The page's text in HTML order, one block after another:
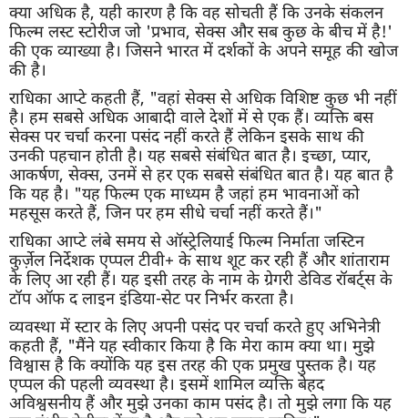
क्या अधिक है, यही कारण है कि वह सोचती हैं कि उनके संकलन
फिल्म लस्ट स्टोरीज जो 'प्रभाव, सेक्स और सब कुछ के बीच में है!'
की एक व्याख्या है। जिसने भारत में दर्शकों के अपने समूह की खोज
की है।
राधिका आप्टे कहती हैं, "वहां सेक्स से अधिक विशिष्ट कुछ भी नहीं
है। हम सबसे अधिक आबादी वाले देशों में से एक हैं। व्यक्ति बस
सेक्स पर चर्चा करना पसंद नहीं करते हैं लेकिन इसके साथ की
उनकी पहचान होती है। यह सबसे संबंधित बात है। इच्छा, प्यार,
आकर्षण, सेक्स, उनमें से हर एक सबसे संबंधित बात है। यह बात है
कि यह है। "यह फिल्म एक माध्यम है जहां हम भावनाओं को
महसूस करते हैं, जिन पर हम सीधे चर्चा नहीं करते हैं।"
राधिका आप्टे लंबे समय से ऑस्ट्रेलियाई फिल्म निर्माता जस्टिन
कुर्ज़ेल निर्देशक एप्पल टीवी+ के साथ शूट कर रही हैं और शांताराम
के लिए आ रही हैं। यह इसी तरह के नाम के ग्रेगरी डेविड रॉबर्ट्स के
टॉप ऑफ द लाइन इंडिया-सेट पर निर्भर करता है।
व्यवस्था में स्टार के लिए अपनी पसंद पर चर्चा करते हुए अभिनेत्री
कहती हैं, "मैंने यह स्वीकार किया है कि मेरा काम क्या था। मुझे
विश्वास है कि क्योंकि यह इस तरह की एक प्रमुख पुस्तक है। यह
एप्पल की पहली व्यवस्था है। इसमें शामिल व्यक्ति बेहद
अविश्वसनीय हैं और मुझे उनका काम पसंद है। तो मुझे लगा कि यह